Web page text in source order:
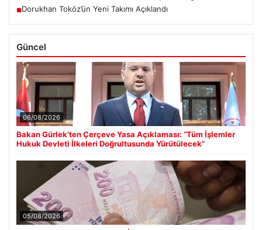
■Dorukhan Toköz’ün Yeni Takımı Açıklandı
Güncel
06/08/2026
Bakan Gürlek’ten Çerçeve Yasa Açıklaması: “Tüm İşlemler
Hukuk Devleti İlkeleri Doğrultusunda Yürütülecek”
05/08/2026